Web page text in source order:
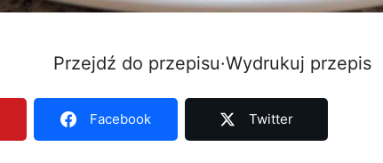
Przejdź do przepisu·Wydrukuj przepis
Facebook Twitter